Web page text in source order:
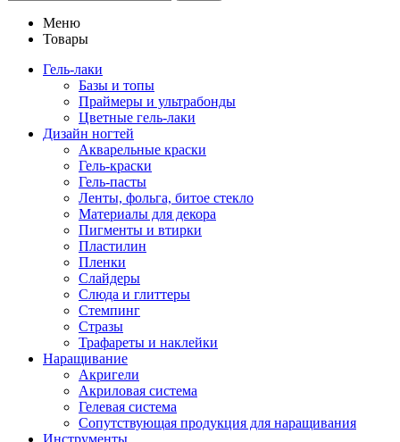
Меню
Товары
Гель-лаки
Базы и топы
Праймеры и ультрабонды
Цветные гель-лаки
Дизайн ногтей
Акварельные краски
Гель-краски
Гель-пасты
Ленты, фольга, битое стекло
Материалы для декора
Пигменты и втирки
Пластилин
Пленки
Слайдеры
Слюда и глиттеры
Стемпинг
Стразы
Трафареты и наклейки
Наращивание
Акригели
Акриловая система
Гелевая система
Сопутствующая продукция для наращивания